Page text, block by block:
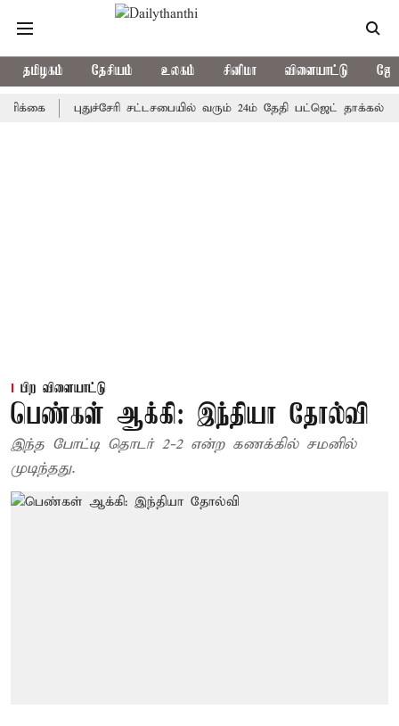
தமிழகம் தேசியம் உலகம் சினிமா விளையாட்டு
புதுச்சேரி சட்டசபையில் வரும் 24ம் தேதி பட்ஜெட் தாக்கல்
பிற விளையாட்டு
பெண்கள் ஆக்கி: இந்தியா தோல்வி
இந்த போட்டி தொடர் 2-2 என்ற கணக்கில் சமனில்
முடிந்தது.